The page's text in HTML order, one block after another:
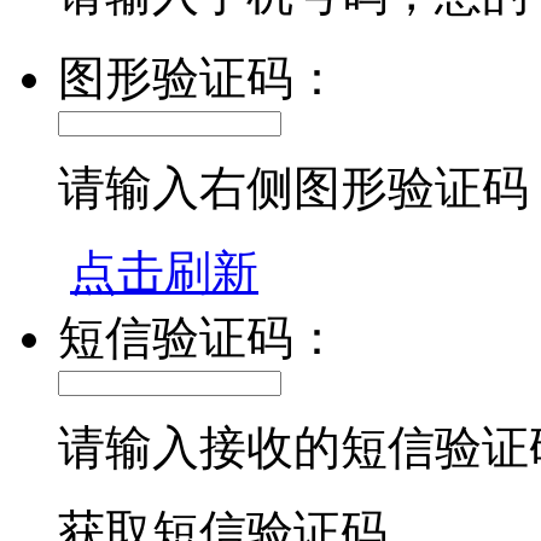
图形验证码：
请输入右侧图形验证码
点击刷新
短信验证码：
请输入接收的短信验证